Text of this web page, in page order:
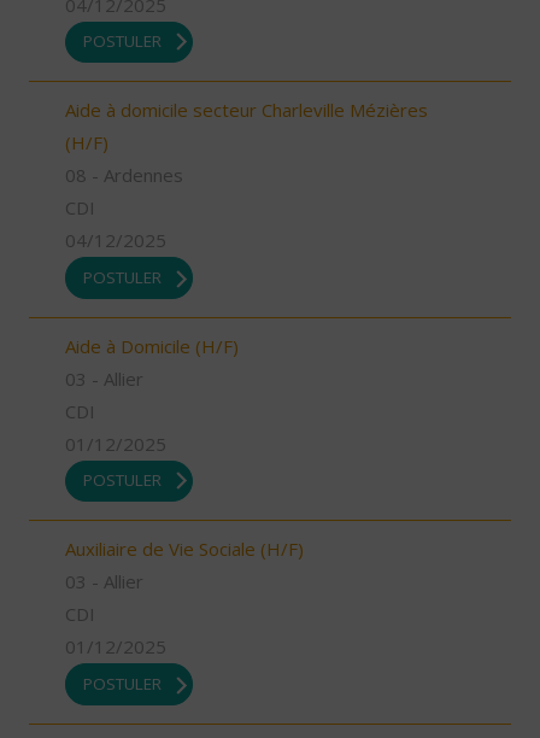
POSTULER
Aide à domicile secteur Charleville Mézières
(H/F)
08 - Ardennes
CDI
04/12/2025
POSTULER
Aide à Domicile (H/F)
03 - Allier
CDI
01/12/2025
POSTULER
Auxiliaire de Vie Sociale (H/F)
03 - Allier
CDI
01/12/2025
POSTULER